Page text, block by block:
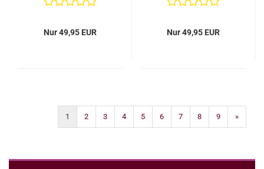
Nur 49,95 EUR Nur 49,95 EUR
1 2 3 4 5 6 7 8 9 »